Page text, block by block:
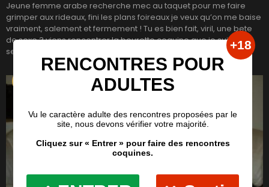
Jeune femme arabe recherche mec au taquet pour me faire
grimper aux rideaux, fini les plans foireaux je veux qu’on me baise
vraiment, salement et fermement ! Tu es bien fait, viril, une bete
de sexe ? viens rencontrer la beurette coquine que je suis tu ne
seras pas déçu ! Envoyer un message privé […]
LIRE LA SUITE